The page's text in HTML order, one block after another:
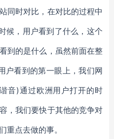
同时对比，在对比的过程中
候，用户看到了什么，这个
到的是什么，虽然前面在整
户看到的第一眼上，我们网
音)通过欧洲用户打开的时
，我们要快于其他的竞争对
重点去做的事。